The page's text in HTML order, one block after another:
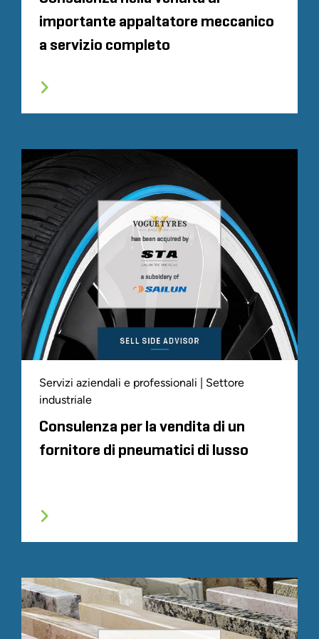
importante appaltatore meccanico
a servizio completo
Servizi aziendali e professionali | Settore
industriale
Consulenza per la vendita di un
fornitore di pneumatici di lusso